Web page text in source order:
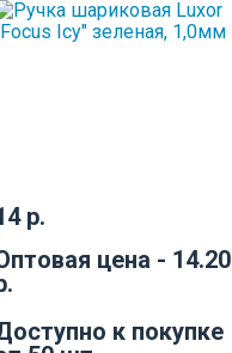
р.
цена - 14.20
к покупке